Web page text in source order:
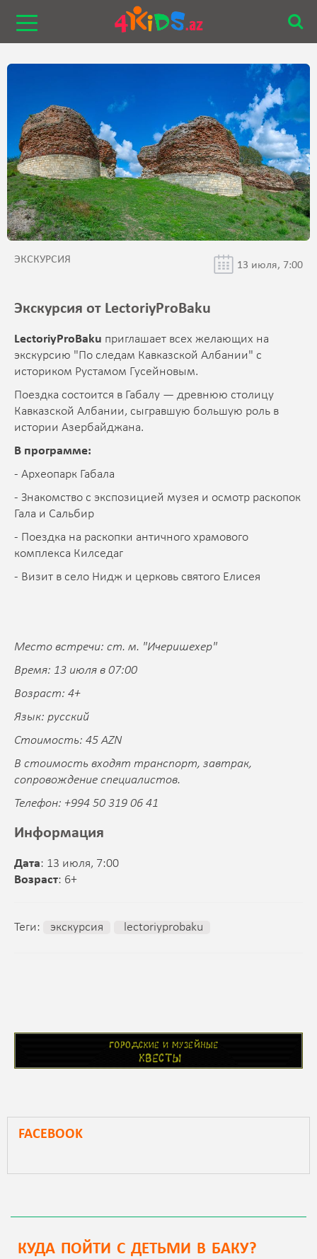
ЭКСКУРСИЯ 13 июля, 7:00
Экскурсия от LectoriyProBaku
LectoriyProBaku приглашает всех желающих на
экскурсию "По следам Кавказской Албании" с
историком Рустамом Гусейновым.
Поездка состоится в Габалу — древнюю столицу
Кавказской Албании, сыгравшую большую роль в
истории Азербайджана.
В программе:
- Археопарк Габала
- Знакомство с экспозицией музея и осмотр раскопок
Гала и Сальбир
- Поездка на раскопки античного храмового
комплекса Килседаг
- Визит в село Нидж и церковь святого Елисея
Место встречи: ст. м. "Ичеришехер"
Время: 13 июля в 07:00
Возраст: 4+
Язык: русский
Стоимость: 45 AZN
В стоимость входят транспорт, завтрак,
сопровождение специалистов.
Телефон: +994 50 319 06 41
Информация
Дата: 13 июля, 7:00
Возраст: 6+
Теги: экскурсия lectoriyprobaku
FACEBOOK
КУДА ПОЙТИ С ДЕТЬМИ В БАКУ?